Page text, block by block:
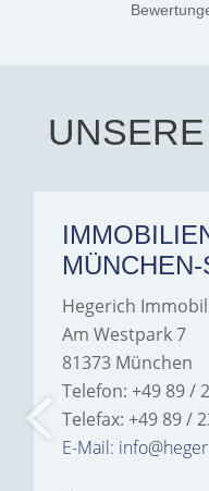
Hegerich
Am Westpark 7
81373 München
Telefon: +49 89 /
Telefax: +49 89 /
E-Mail: